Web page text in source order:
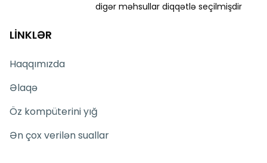
mütəxəssisləri müştərilərimiz üçün geniş çeşiddə
etməkdədir.
NƏĞD, KÖÇÜRMƏ, həmçinin KREDİT şərtləri ilə əldə
edə bilərsiniz.
yerləşir.
digər məhsullar diqqətlə seçilmişdir
LİNKLƏR
Haqqımızda
Əlaqə
Öz kompüterini yığ
Ən çox verilən suallar